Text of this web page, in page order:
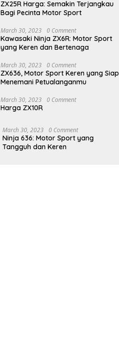
ZX25R Harga: Semakin Terjangkau
Bagi Pecinta Motor Sport
March 30, 2023 0 Comment
Kawasaki Ninja ZX6R: Motor Sport
yang Keren dan Bertenaga
March 30, 2023 0 Comment
ZX636, Motor Sport Keren yang Siap
Menemani Petualanganmu
March 30, 2023 0 Comment
Harga ZX10R
March 30, 2023 0 Comment
Ninja 636: Motor Sport yang
Tangguh dan Keren